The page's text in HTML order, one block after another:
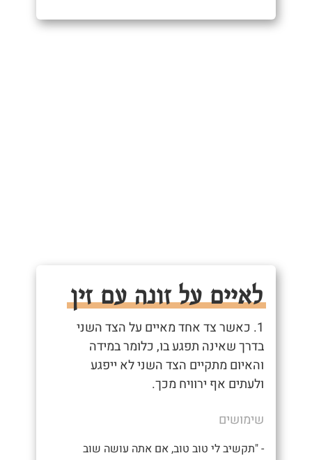
לאיים על זונה עם זין
1. כאשר צד אחד מאיים על הצד השני
בדרך שאינה תפגע בו, כלומר במידה
והאיום מתקיים הצד השני לא ייפגע
ולעתים אף ירוויח מכך.
שימושים
- "תקשיב לי טוב טוב, אם אתה עושה שוב